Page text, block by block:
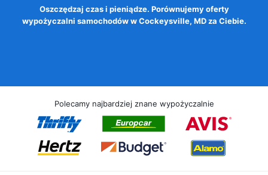
Oszczędzaj czas i pieniądze. Porównujemy oferty
wypożyczalni samochodów w Cockeysville, MD za Ciebie.
Polecamy najbardziej znane wypożyczalnie